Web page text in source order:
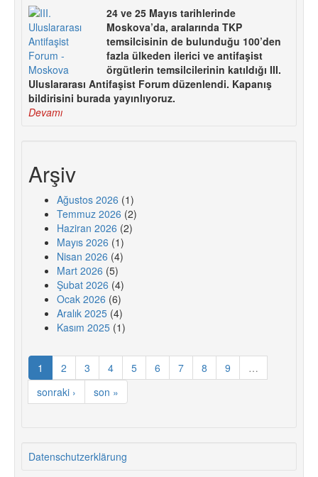
24 ve 25 Mayıs tarihlerinde
Moskova’da, aralarında TKP
temsilcisinin de bulunduğu 100’den
fazla ülkeden ilerici ve antifaşist
örgütlerin temsilcilerinin katıldığı III.
Uluslararası Antifaşist Forum düzenlendi. Kapanış
bildirisini burada yayınlıyoruz.
Devamı
Arşiv
Ağustos 2026 (1)
Temmuz 2026 (2)
Haziran 2026 (2)
Mayıs 2026 (1)
Nisan 2026 (4)
Mart 2026 (5)
Şubat 2026 (4)
Ocak 2026 (6)
Aralık 2025 (4)
Kasım 2025 (1)
1 2 3 4 5 6 7 8 9
…
sonraki ›
son »
Datenschutzerklärung